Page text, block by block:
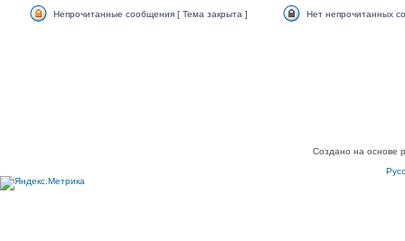
Непрочитанные сообщения [ Тема закрыта ] Нет непрочитанных
Создано на основе